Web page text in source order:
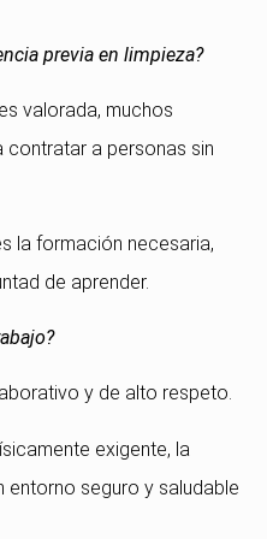
previa en limpieza?
valorada, muchos
contratar a personas sin
la formación necesaria,
de aprender.
y de alto respeto.
exigente, la
entorno seguro y saludable